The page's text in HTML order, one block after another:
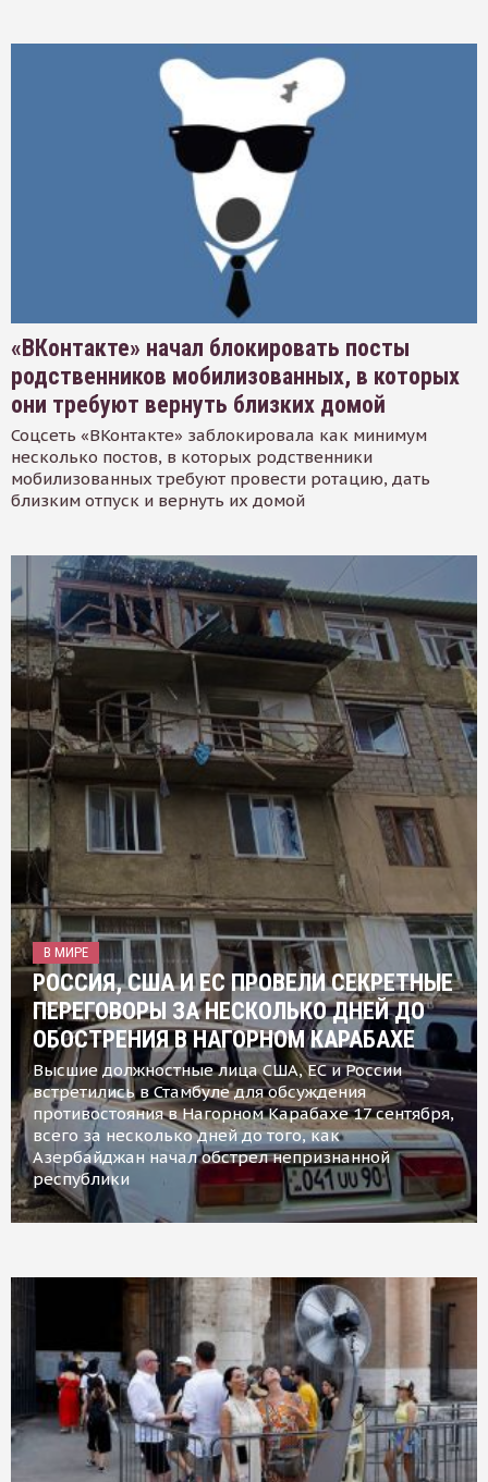
«ВКонтакте» начал блокировать посты
родственников мобилизованных, в которых
они требуют вернуть близких домой
Соцсеть «ВКонтакте» заблокировала как минимум
несколько постов, в которых родственники
мобилизованных требуют провести ротацию, дать
близким отпуск и вернуть их домой
В МИРЕ
РОССИЯ, США И ЕС ПРОВЕЛИ СЕКРЕТНЫЕ
ПЕРЕГОВОРЫ ЗА НЕСКОЛЬКО ДНЕЙ ДО
ОБОСТРЕНИЯ В НАГОРНОМ КАРАБАХЕ
Высшие должностные лица США, ЕС и России
встретились в Стамбуле для обсуждения
противостояния в Нагорном Карабахе 17 сентября,
всего за несколько дней до того, как
Азербайджан начал обстрел непризнанной
республики